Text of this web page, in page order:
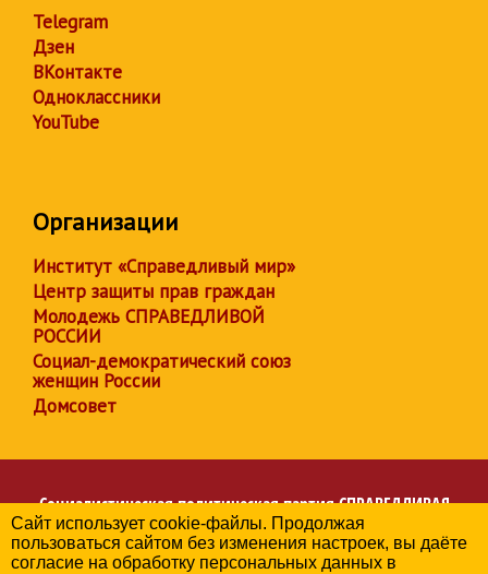
Telegram
Дзен
ВКонтакте
Одноклассники
YouTube
Организации
Институт «Справедливый мир»
Центр защиты прав граждан
Молодежь СПРАВЕДЛИВОЙ
РОССИИ
Социал-демократический союз
женщин России
Домсовет
Социалистическая политическая партияСПРАВЕДЛИВАЯ
РОССИЯ
Региональное отделение партии в Чувашской Республике
Сайт использует cookie-файлы. Продолжая
пользоваться сайтом без изменения настроек, вы даёте
согласие на обработку персональных данных в